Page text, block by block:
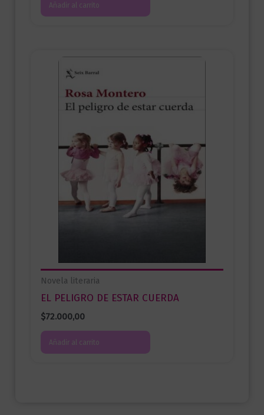
Añadir al carrito
Novela literaria
EL PELIGRO DE ESTAR CUERDA
$72.000,00
Añadir al carrito